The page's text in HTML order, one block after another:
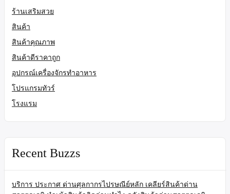
ร้านเสริมสวย
สินค้า
สินค้าคุณภาพ
สินค้าดีราคาถูก
อุปกรณ์เครื่องจักรทำอาหาร
โปรแกรมทัวร์
โรงแรม
Recent Buzzs
บริการ ประกาศ ด่านศุลกากรไปรษณีย์หลัก เคลียร์สินค้าด่าน